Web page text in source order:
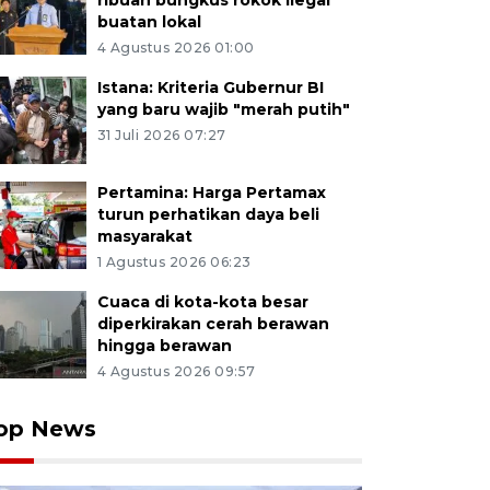
buatan lokal
4 Agustus 2026 01:00
Istana: Kriteria Gubernur BI
yang baru wajib "merah putih"
31 Juli 2026 07:27
Pertamina: Harga Pertamax
turun perhatikan daya beli
masyarakat
1 Agustus 2026 06:23
Cuaca di kota-kota besar
diperkirakan cerah berawan
hingga berawan
4 Agustus 2026 09:57
News